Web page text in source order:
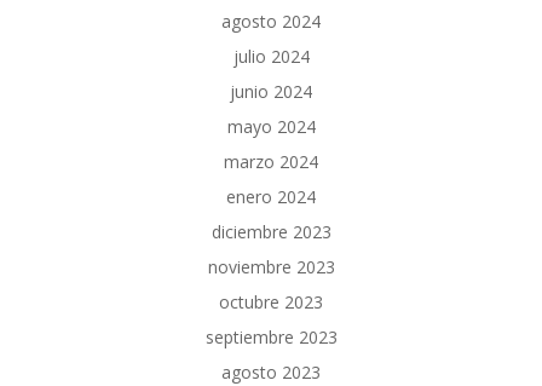
agosto 2024
julio 2024
junio 2024
mayo 2024
marzo 2024
enero 2024
diciembre 2023
noviembre 2023
octubre 2023
septiembre 2023
agosto 2023